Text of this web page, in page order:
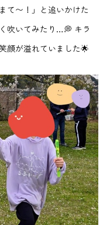
て〜！」と追いかけた
吹いてみたり…💭 キラ
顔が溢れていました🌟